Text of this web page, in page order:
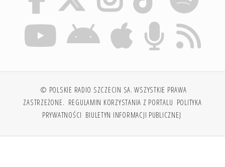
© POLSKIE RADIO SZCZECIN SA. WSZYSTKIE PRAWA
ZASTRZEŻONE. REGULAMIN KORZYSTANIA Z PORTALU POLITYKA
PRYWATNOŚCI BIULETYN INFORMACJI PUBLICZNEJ